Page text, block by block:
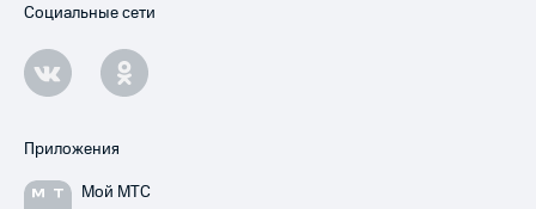
Социальные сети
Приложения
Мой МТС